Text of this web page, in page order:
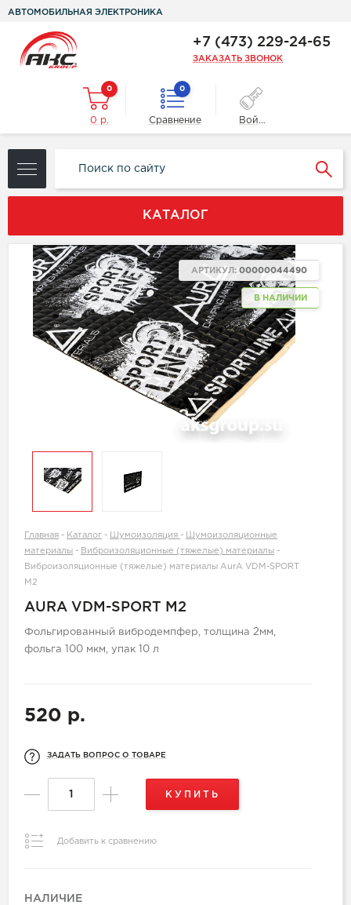
АВТОМОБИЛЬНАЯ ЭЛЕКТРОНИКА
+7 (473) 229-24-65
ЗАКАЗАТЬ ЗВОНОК
0
0 р.
0
Сравнение Войти
КАТАЛОГ
В НАЛИЧИИ
АРТИКУЛ: 00000044490
Главная - Каталог - Шумоизоляция - Шумоизоляционные
материалы - Виброизоляционные (тяжелые) материалы -
Виброизоляционные (тяжелые) материалы AurA VDM-SPORT
M2
AURA VDM-SPORT M2
Фольгированный вибродемпфер, толщина 2мм,
фольга 100 мкм, упак 10 л
520 р.
ЗАДАТЬ ВОПРОС О ТОВАРЕ
КУПИТЬ
Добавить к сравнению
НАЛИЧИЕ